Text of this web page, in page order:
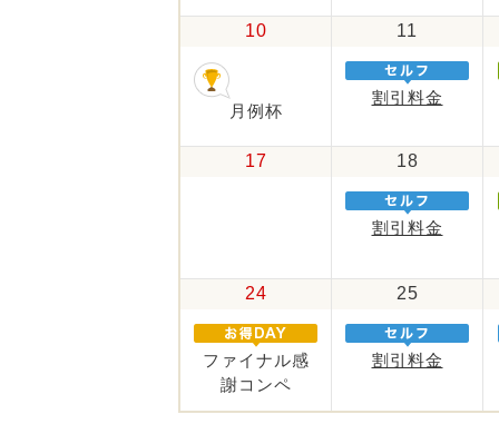
10
月例杯
11
割引料金
17 18
割引料金
24
ファイナル感
謝コンペ
25
割引料金